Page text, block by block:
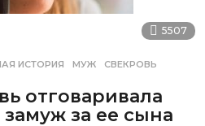
5507
ИСТОРИЯ ,МУЖ ,СВЕКРОВЬ
отговаривала
за ее сына